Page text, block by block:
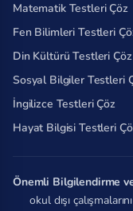
Matematik Testleri Çöz
Fen Bilimleri Testleri
Din Kültürü Testleri Çöz
Sosyal Bilgiler Testleri
İngilizce Testleri Çöz
Hayat Bilgisi Testleri
Önemli Bilgilendirme
okul dışı